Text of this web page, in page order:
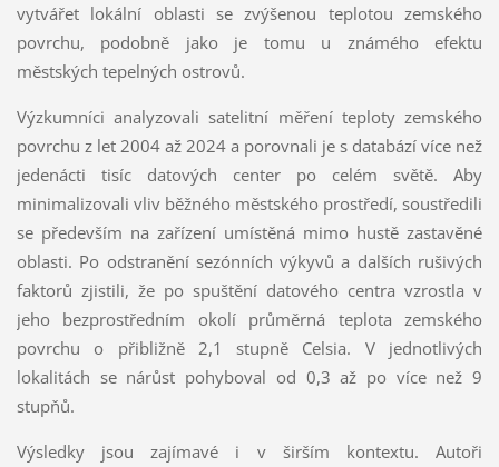
vytvářet lokální oblasti se zvýšenou teplotou zemského
povrchu, podobně jako je tomu u známého efektu
městských tepelných ostrovů.
Výzkumníci analyzovali satelitní měření teploty zemského
povrchu z let 2004 až 2024 a porovnali je s databází více než
jedenácti tisíc datových center po celém světě. Aby
minimalizovali vliv běžného městského prostředí, soustředili
se především na zařízení umístěná mimo hustě zastavěné
oblasti. Po odstranění sezónních výkyvů a dalších rušivých
faktorů zjistili, že po spuštění datového centra vzrostla v
jeho bezprostředním okolí průměrná teplota zemského
povrchu o přibližně 2,1 stupně Celsia. V jednotlivých
lokalitách se nárůst pohyboval od 0,3 až po více než 9
stupňů.
Výsledky jsou zajímavé i v širším kontextu. Autoři